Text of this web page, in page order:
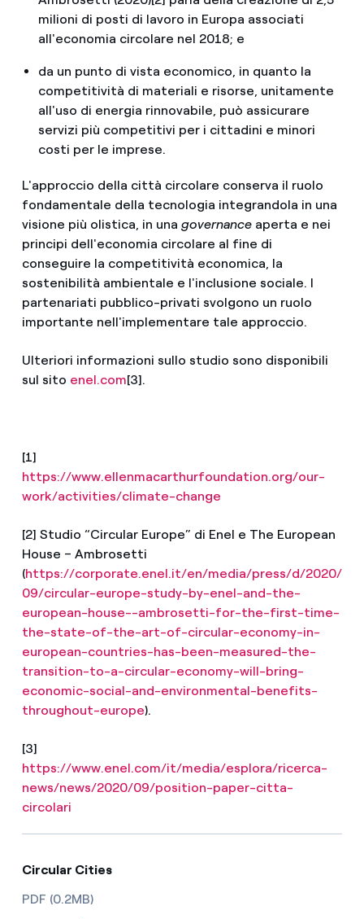
milioni di posti di lavoro in Europa associati
all'economia circolare nel 2018; e
da un punto di vista economico, in quanto la
competitività di materiali e risorse, unitamente
all'uso di energia rinnovabile, può assicurare
servizi più competitivi per i cittadini e minori
costi per le imprese.
L'approccio della città circolare conserva il ruolo
fondamentale della tecnologia integrandola in una
visione più olistica, in una governanceaperta e nei
principi dell'economia circolare al fine di
conseguire la competitività economica, la
sostenibilità ambientale e l'inclusione sociale. I
partenariati pubblico-privati svolgono un ruolo
importante nell'implementare tale approccio.
Ulteriori informazioni sullo studio sono disponibili
sul sito enel.com[3].
[1]
https://www.ellenmacarthurfoundation.org/our-
work/activities/climate-change
[2] Studio “Circular Europe” di Enel e The European
House – Ambrosetti
(https://corporate.enel.it/en/media/press/d/2020/
09/circular-europe-study-by-enel-and-the-
european-house--ambrosetti-for-the-first-time-
the-state-of-the-art-of-circular-economy-in-
european-countries-has-been-measured-the-
transition-to-a-circular-economy-will-bring-
economic-social-and-environmental-benefits-
throughout-europe).
[3]
https://www.enel.com/it/media/esplora/ricerca-
news/news/2020/09/position-paper-citta-
circolari
Circular Cities
PDF (0.2MB)